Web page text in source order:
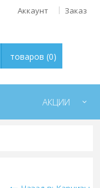
Аккаунт Заказ
товаров (0)
АКЦИИ